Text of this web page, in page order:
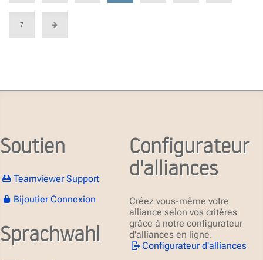
7
Soutien
Teamviewer Support
Bijoutier Connexion
Sprachwahl
Configurateur
d'alliances
Créez vous-même votre
alliance selon vos critères
grâce à notre configurateur
d'alliances en ligne.
Configurateur d'alliances